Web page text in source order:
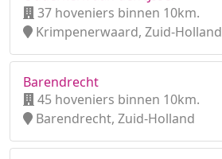
37 hoveniers binnen 10km.
Krimpenerwaard, Zuid-Holland
Barendrecht
45 hoveniers binnen 10km.
Barendrecht, Zuid-Holland